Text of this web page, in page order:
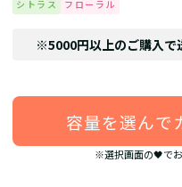
シトラス フローラル
※5000円以上のご購入で
容量を選んで
※選択画面の🖤で